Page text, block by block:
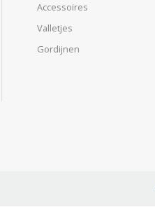
Accessoires
Valletjes
Gordijnen